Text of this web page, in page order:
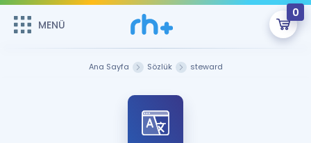
MENÜ
0
Sepetin Şu An Boş.
Remzi Hoca ile seni sınava hazırlayacak onlarca eğitim seni
bekliyor!
MENÜ
Ana Sayfa Sözlük steward